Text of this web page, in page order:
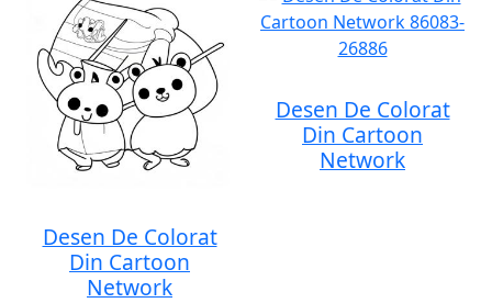
Desen De Colorat
Din Cartoon
Network
Desen De Colorat
Din Cartoon
Network